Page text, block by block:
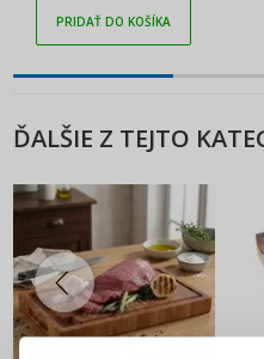
PRIDAŤ DO KOŠÍKA
ĎALŠIE Z TEJTO
PRIHLÁSENIE